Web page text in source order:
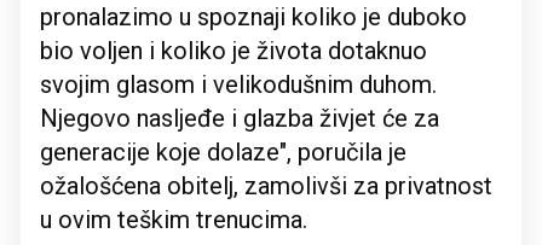
pronalazimo u spoznaji koliko je duboko
bio voljen i koliko je života dotaknuo
svojim glasom i velikodušnim duhom.
Njegovo nasljeđe i glazba živjet će za
generacije koje dolaze", poručila je
ožalošćena obitelj, zamolivši za privatnost
u ovim teškim trenucima.